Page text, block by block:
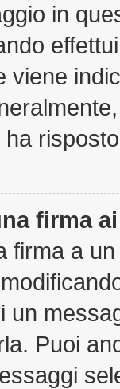
in
viene
firma
firma a
un
Puoi